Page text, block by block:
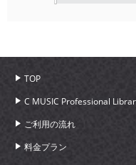
TOP
C MUSIC Professional
ご利用の流れ
料金プラン